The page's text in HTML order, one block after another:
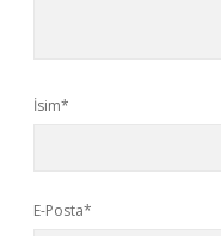
İsim*
E-Posta*